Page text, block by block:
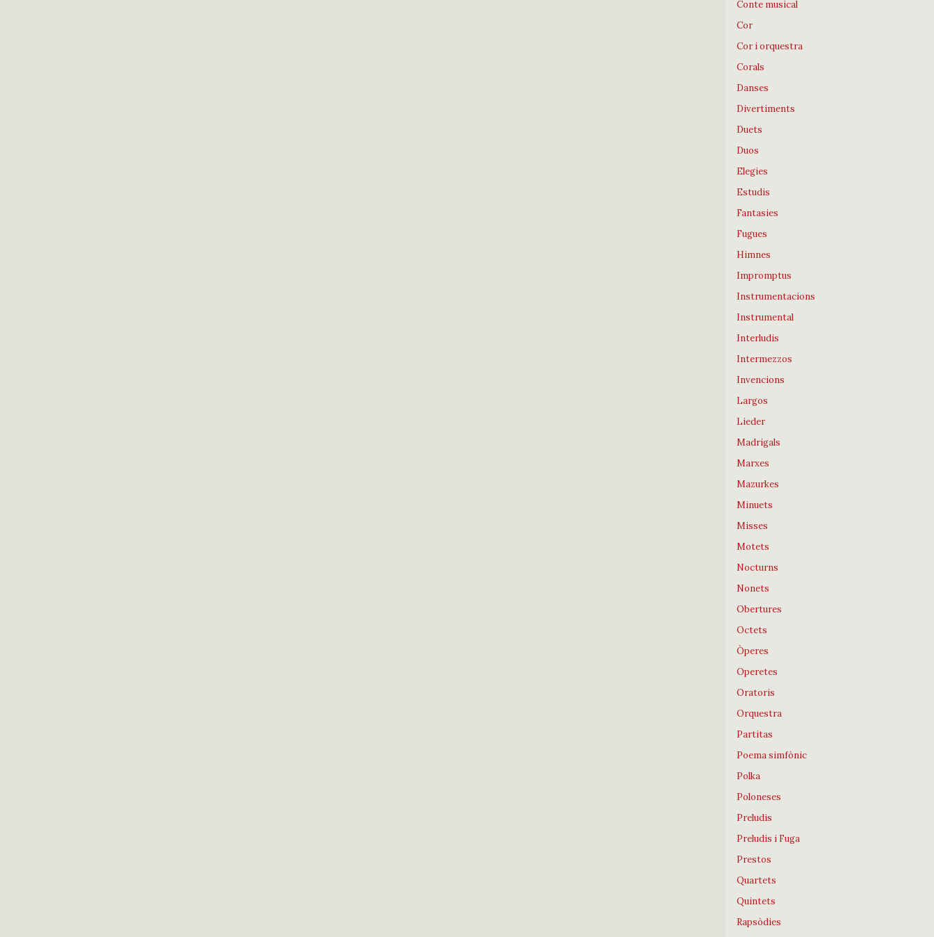
Conte musical
Cor
Cor i orquestra
Corals
Danses
Divertiments
Duets
Duos
Elegies
Estudis
Fantasies
Fugues
Himnes
Impromptus
Instrumentacions
Instrumental
Interludis
Intermezzos
Invencions
Largos
Lieder
Madrigals
Marxes
Mazurkes
Minuets
Misses
Motets
Nocturns
Nonets
Obertures
Octets
Òperes
Operetes
Oratoris
Orquestra
Partitas
Poema simfònic
Polka
Poloneses
Preludis
Preludis i Fuga
Prestos
Quartets
Quintets
Rapsòdies